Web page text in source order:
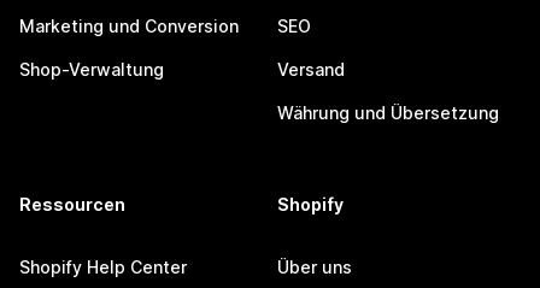
Marketing und Conversion
Shop-Verwaltung
SEO
Versand
Währung und Übersetzung
Ressourcen
Shopify Help Center
Shopify
Über uns